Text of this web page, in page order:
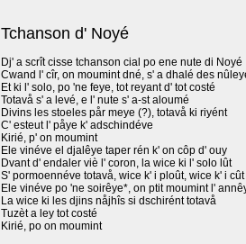
Tchanson d' Noyé
Dj' a scrît cisse tchanson cial po ene nute di Noyé
Cwand l' cîr, on moumint dné, s' a dhalé des
Et ki l' solo, po 'ne feye, tot reyant d' tot costé
Totavå s' a levé, e l' nute s' a-st aloumé
Divins les stoeles pår meye (?), totavå ki riyént
C' esteut l' påye k' adschindéve
Kirié, p' on moumint
Ele vinéve el djalêye taper rén k' on côp d' ouy
Dvant d' endaler viè l' coron, la wice ki l' solo lût
S' pormoennéve totavå, wice k' i ploût, wice k' i cût
Ele vinéve po 'ne soirêye*, on ptit moumint l'
La wice ki les djins nåjhîs si dschirént totavå
Tuzèt a ley tot costé
Kirié, po on moumint